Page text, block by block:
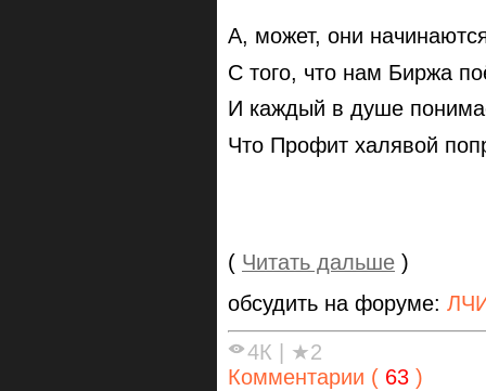
А, может, они
С того, что нам Биржа
И каждый в душе
Что Профит халявой
( Читать дальше )
обсудить на форуме:
4К
★2
Комментарии ( 63 )